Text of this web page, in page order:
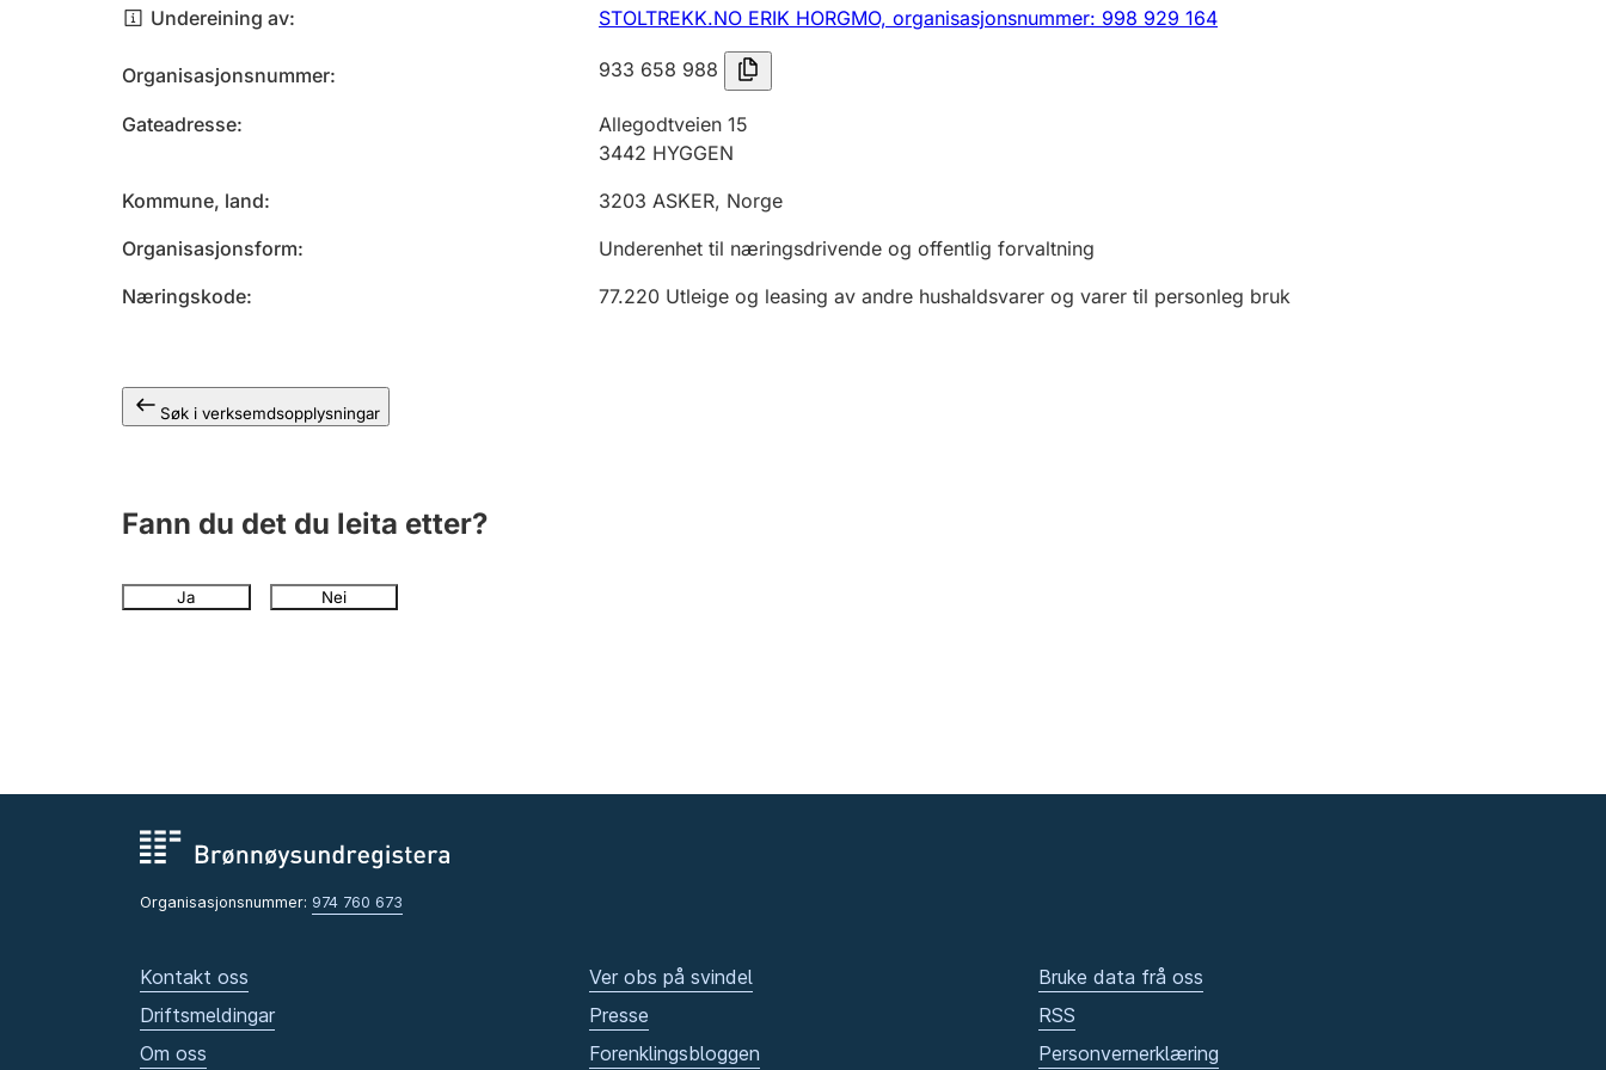
Undereining av STOLTREKK.NO ERIK HORGMO, organisasjonsnummer: 998 929 164
Organisasjonsnummer 933 658 988
Gateadresse
Allegodtveien 15
3442 HYGGEN
Kommune, land
3203 ASKER, Norge
Organisasjonsform
Underenhet til næringsdrivende og offentlig forvaltning
Næringskode
77.220 Utleige og leasing av andre hushaldsvarer og varer til personleg bruk
Søk i verksemdsopplysningar
Fann du det du leita etter?
Ja Nei
Organisasjonsnummer: 974 760 673
Kontakt oss
Driftsmeldingar
Om oss
Ver obs på svindel
Presse
Forenklingsbloggen
Bruke data frå oss
RSS
Personvernerklæring